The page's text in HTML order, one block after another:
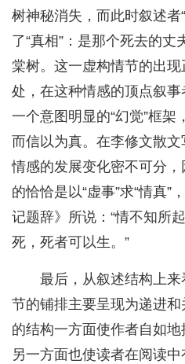
树神秘消失，而此时叙述者
了“真相”：是那个死去的
棠树。这一虚构情节的出
处，在这种情感的顶点叙事
一个意图明显的“幻觉”框
而信以为真。在李修文散文
情感的发展变化密不可分
的恰恰是以“虚事”求“情真”
记题辞》所说：“情不知所
死，死者可以生。”
最后，从叙述结构上
节的铺排主要呈现为递进
的结构一方面使作者自如地
另一方面也使读者在阅读